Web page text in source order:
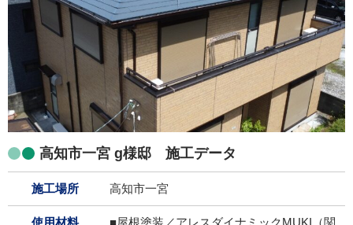
高知市一宮 g様邸 施工データ
施工場所 高知市一宮
使用材料
■屋根塗装／アレスダイナミックMUKI（関